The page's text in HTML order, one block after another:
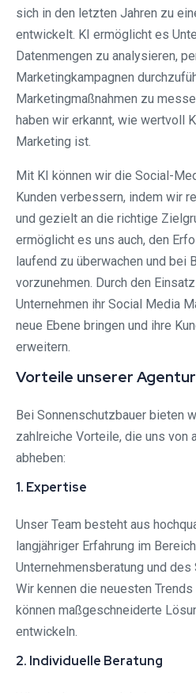
sich in den letzten Jahren zu
entwickelt. KI ermöglicht es
Datenmengen zu analysieren,
Marketingkampagnen
Marketingmaßnahmen zu
haben wir erkannt, wie wertvoll
Marketing ist.
Mit KI können wir die Social-
Kunden verbessern, indem wir
und gezielt an die richtige
ermöglicht es uns auch, den
laufend zu überwachen und bei
vorzunehmen. Durch den
Unternehmen ihr Social Media
neue Ebene bringen und ihre
erweitern.
Vorteile unserer Agentur
Bei Sonnenschutzbauer bieten
zahlreiche Vorteile, die uns von
abheben:
1. Expertise
Unser Team besteht aus
langjähriger Erfahrung im
Unternehmensberatung und
Wir kennen die neuesten Trends
können maßgeschneiderte
entwickeln.
2. Individuelle Beratung